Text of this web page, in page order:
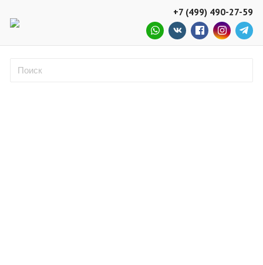
+7 (499) 490-27-59